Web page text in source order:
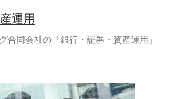
運用
合同会社の「銀行・証券・資産運用」